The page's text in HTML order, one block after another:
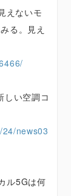
えないモ
る。見え
しい空調コ
news03
ル5Gは何